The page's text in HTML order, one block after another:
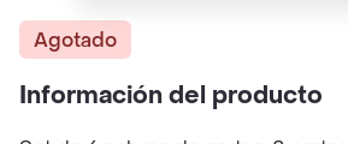
Agotado
Información del producto